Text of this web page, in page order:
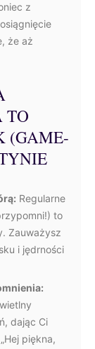
z
że aż
TO
(GAME-
Regularne
to
Zauważysz
i jędrności
dając Ci
piękna,